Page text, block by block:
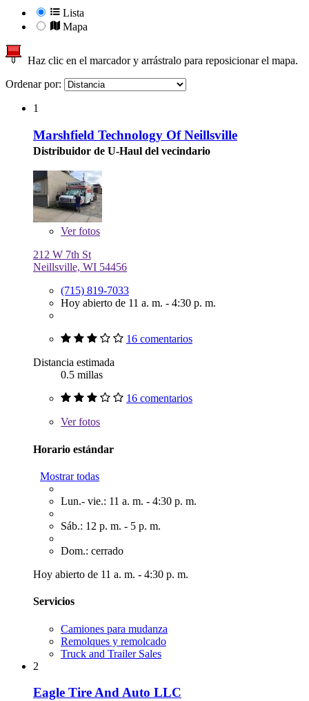
Lista
Mapa
Haz clic en el marcador y arrástralo para reposicionar el mapa.
Ordenar por:
1
Marshfield Technology Of Neillsville
Distribuidor de U-Haul del vecindario
Verfotos
212 W 7th St
Neillsville, WI 54456
(715) 819-7033
Hoy abierto de 11 a. m. - 4:30 p. m.
16 comentarios
Distancia estimada
0.5 millas
16 comentarios
Verfotos
Horario estándar
Mostrar todas
Lun.- vie.: 11 a. m. - 4:30 p. m.
Sáb.: 12 p. m. - 5 p. m.
Dom.: cerrado
Hoy abierto de 11 a. m. - 4:30 p. m.
Servicios
Camiones para mudanza
Remolques y remolcado
Truck and Trailer Sales
2
Eagle Tire And Auto LLC